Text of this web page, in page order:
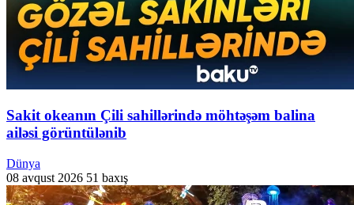
Sakit okeanın Çili sahillərində möhtəşəm balina
ailəsi görüntülənib
Dünya
08 avqust 2026 51 baxış